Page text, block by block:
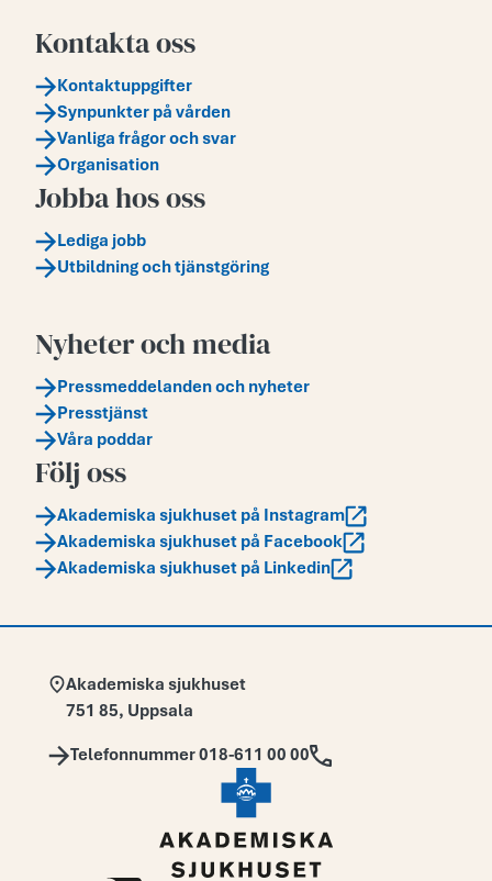
Kontakta oss
Kontaktuppgifter
Synpunkter på vården
Vanliga frågor och svar
Organisation
Jobba hos oss
Lediga jobb
Utbildning och tjänstgöring
Nyheter och media
Pressmeddelanden och nyheter
Presstjänst
Våra poddar
Följ oss
Akademiska sjukhuset på Instagram
Akademiska sjukhuset på Facebook
Akademiska sjukhuset på Linkedin
Adress:
Akademiska sjukhuset
751 85, Uppsala
Telefon:
Telefonnummer 018-611 00 00